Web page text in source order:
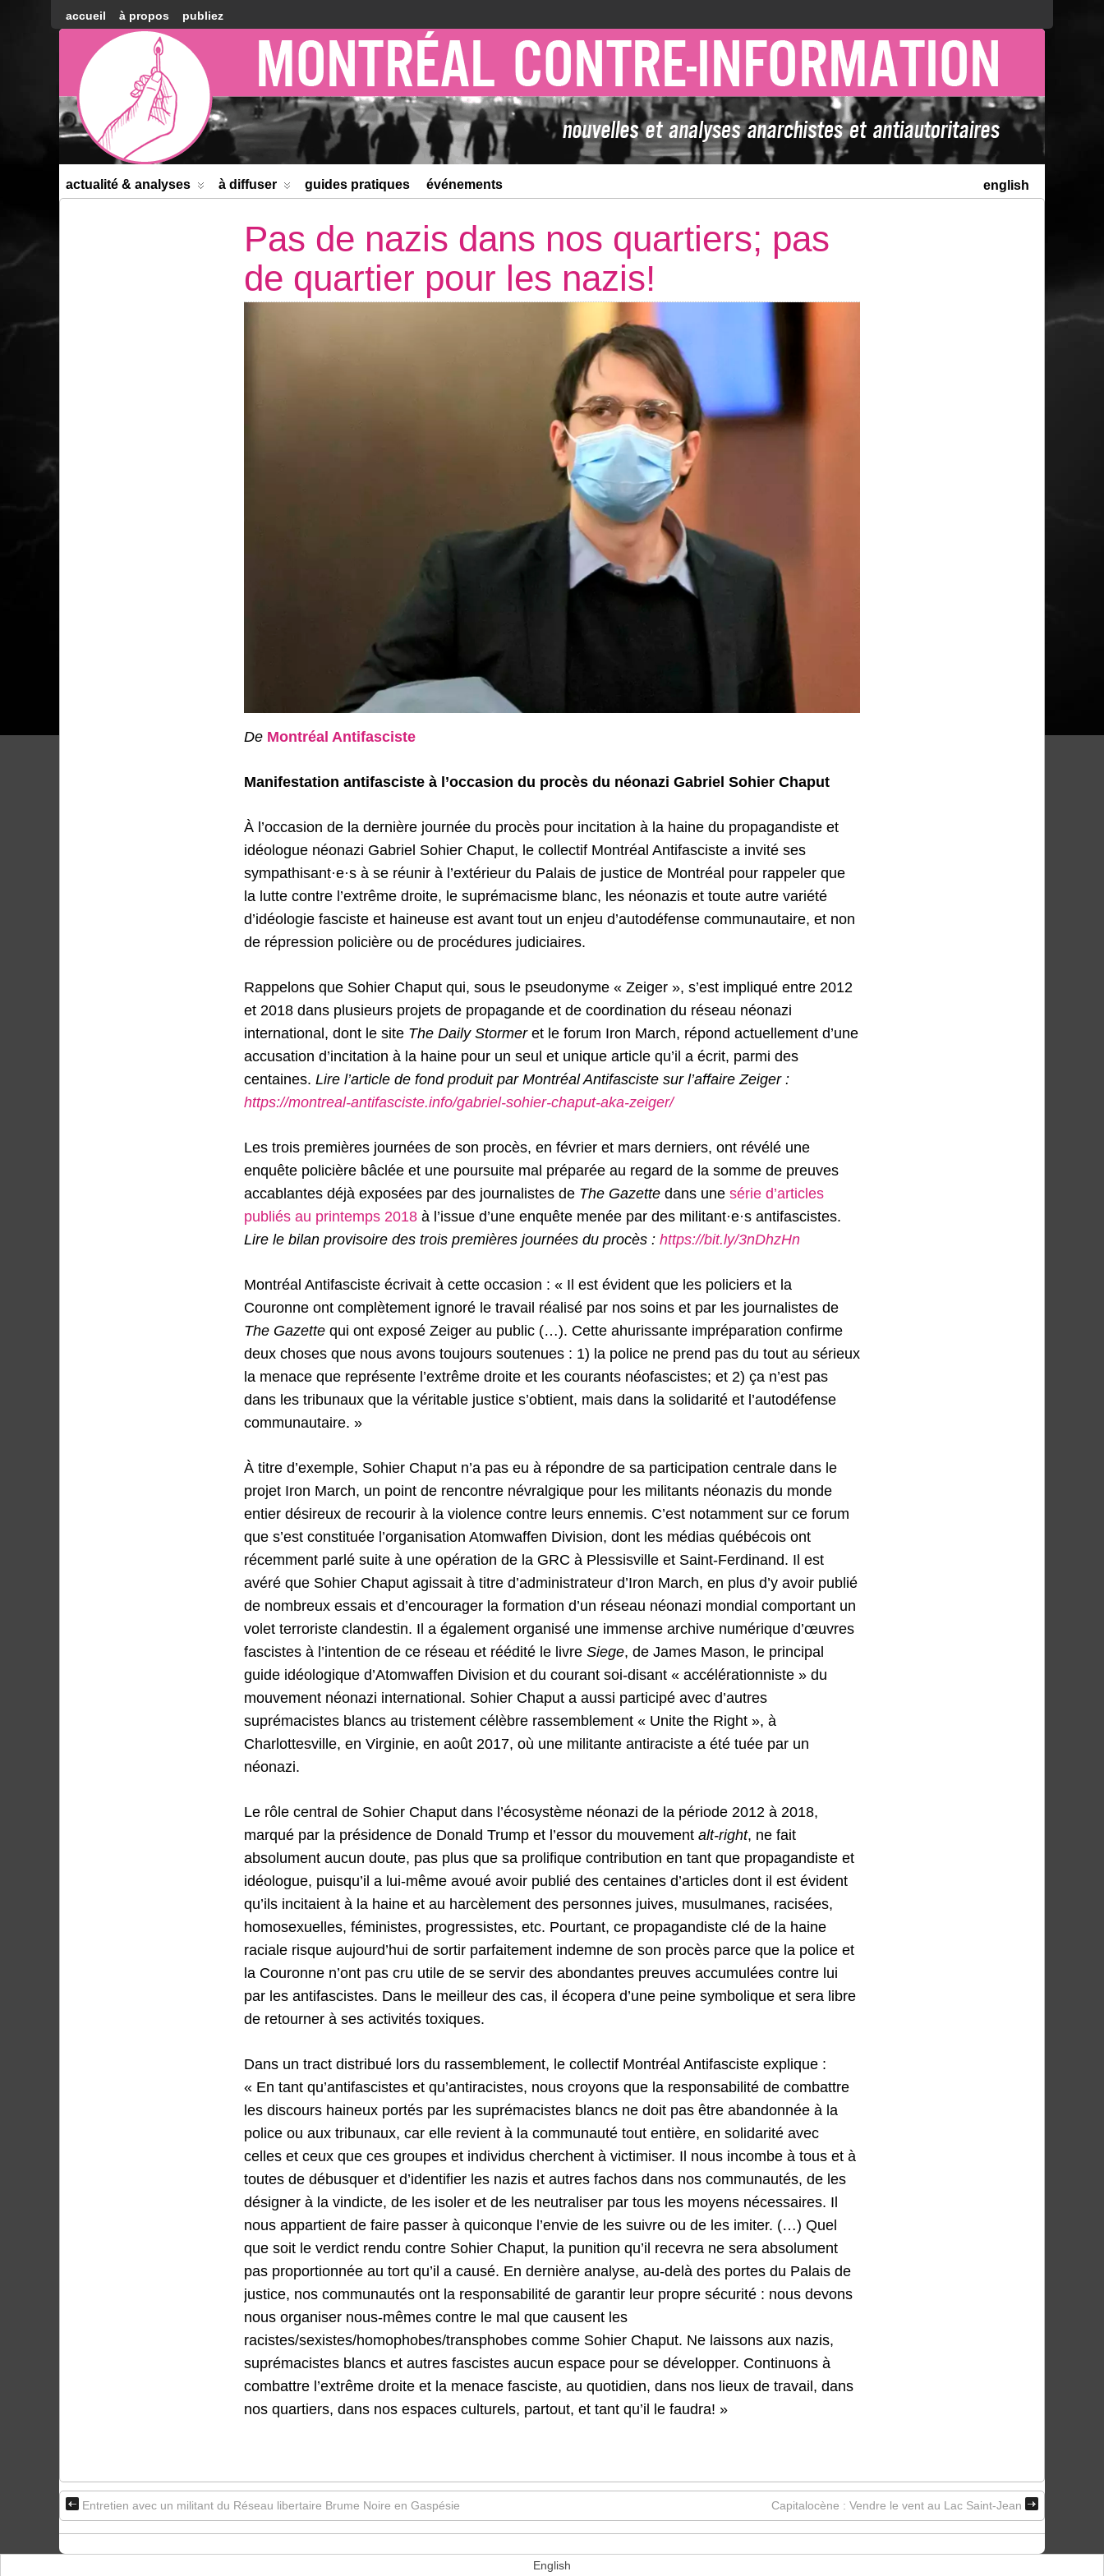
accueil à propos publiez
Montréal
Counter-
information
english
actualité & analyses à diffuser guides pratiques événements
Pas de nazis dans nos quartiers; pas
de quartier pour les nazis!
De Montréal Antifasciste
Manifestation antifasciste à l’occasion du procès du néonazi Gabriel Sohier Chaput
À l’occasion de la dernière journée du procès pour incitation à la haine du propagandiste et
idéologue néonazi Gabriel Sohier Chaput, le collectif Montréal Antifasciste a invité ses
sympathisant·e·s à se réunir à l’extérieur du Palais de justice de Montréal pour rappeler que
la lutte contre l’extrême droite, le suprémacisme blanc, les néonazis et toute autre variété
d’idéologie fasciste et haineuse est avant tout un enjeu d’autodéfense communautaire, et non
de répression policière ou de procédures judiciaires.
Rappelons que Sohier Chaput qui, sous le pseudonyme « Zeiger », s’est impliqué entre 2012
et 2018 dans plusieurs projets de propagande et de coordination du réseau néonazi
international, dont le site The Daily Stormeret le forum Iron March, répond actuellement d’une
accusation d’incitation à la haine pour un seul et unique article qu’il a écrit, parmi des
centaines. Lire l’article de fond produit par Montréal Antifasciste sur l’affaire Zeiger :
https://montreal-antifasciste.info/gabriel-sohier-chaput-aka-zeiger/
Les trois premières journées de son procès, en février et mars derniers, ont révélé une
enquête policière bâclée et une poursuite mal préparée au regard de la somme de preuves
accablantes déjà exposées par des journalistes de The Gazette dans une série d’articles
publiés au printemps 2018 à l’issue d’une enquête menée par des militant·e·s antifascistes.
Lire le bilan provisoire des trois premières journées du procès : https://bit.ly/3nDhzHn
Montréal Antifasciste écrivait à cette occasion : « Il est évident que les policiers et la
Couronne ont complètement ignoré le travail réalisé par nos soins et par les journalistes de
The Gazette qui ont exposé Zeiger au public (…). Cette ahurissante impréparation confirme
deux choses que nous avons toujours soutenues : 1) la police ne prend pas du tout au sérieux
la menace que représente l’extrême droite et les courants néofascistes; et 2) ça n’est pas
dans les tribunaux que la véritable justice s’obtient, mais dans la solidarité et l’autodéfense
communautaire. »
À titre d’exemple, Sohier Chaput n’a pas eu à répondre de sa participation centrale dans le
projet Iron March, un point de rencontre névralgique pour les militants néonazis du monde
entier désireux de recourir à la violence contre leurs ennemis. C’est notamment sur ce forum
que s’est constituée l’organisation Atomwaffen Division, dont les médias québécois ont
récemment parlé suite à une opération de la GRC à Plessisville et Saint-Ferdinand. Il est
avéré que Sohier Chaput agissait à titre d’administrateur d’Iron March, en plus d’y avoir publié
de nombreux essais et d’encourager la formation d’un réseau néonazi mondial comportant un
volet terroriste clandestin. Il a également organisé une immense archive numérique d’œuvres
fascistes à l’intention de ce réseau et réédité le livre Siege, de James Mason, le principal
guide idéologique d’Atomwaffen Division et du courant soi-disant « accélérationniste » du
mouvement néonazi international. Sohier Chaput a aussi participé avec d’autres
suprémacistes blancs au tristement célèbre rassemblement « Unite the Right », à
Charlottesville, en Virginie, en août 2017, où une militante antiraciste a été tuée par un
néonazi.
Le rôle central de Sohier Chaput dans l’écosystème néonazi de la période 2012 à 2018,
marqué par la présidence de Donald Trump et l’essor du mouvement alt-right, ne fait
absolument aucun doute, pas plus que sa prolifique contribution en tant que propagandiste et
idéologue, puisqu’il a lui-même avoué avoir publié des centaines d’articles dont il est évident
qu’ils incitaient à la haine et au harcèlement des personnes juives, musulmanes, racisées,
homosexuelles, féministes, progressistes, etc. Pourtant, ce propagandiste clé de la haine
raciale risque aujourd’hui de sortir parfaitement indemne de son procès parce que la police et
la Couronne n’ont pas cru utile de se servir des abondantes preuves accumulées contre lui
par les antifascistes. Dans le meilleur des cas, il écopera d’une peine symbolique et sera libre
de retourner à ses activités toxiques.
Dans un tract distribué lors du rassemblement, le collectif Montréal Antifasciste explique :
« En tant qu’antifascistes et qu’antiracistes, nous croyons que la responsabilité de combattre
les discours haineux portés par les suprémacistes blancs ne doit pas être abandonnée à la
police ou aux tribunaux, car elle revient à la communauté tout entière, en solidarité avec
celles et ceux que ces groupes et individus cherchent à victimiser. Il nous incombe à tous et à
toutes de débusquer et d’identifier les nazis et autres fachos dans nos communautés, de les
désigner à la vindicte, de les isoler et de les neutraliser par tous les moyens nécessaires. Il
nous appartient de faire passer à quiconque l’envie de les suivre ou de les imiter. (…) Quel
que soit le verdict rendu contre Sohier Chaput, la punition qu’il recevra ne sera absolument
pas proportionnée au tort qu’il a causé. En dernière analyse, au-delà des portes du Palais de
justice, nos communautés ont la responsabilité de garantir leur propre sécurité : nous devons
nous organiser nous-mêmes contre le mal que causent les
racistes/sexistes/homophobes/transphobes comme Sohier Chaput. Ne laissons aux nazis,
suprémacistes blancs et autres fascistes aucun espace pour se développer. Continuons à
combattre l’extrême droite et la menace fasciste, au quotidien, dans nos lieux de travail, dans
nos quartiers, dans nos espaces culturels, partout, et tant qu’il le faudra! »
Entretien avec un militant du Réseau libertaire Brume Noire en Gaspésie Capitalocène : Vendre le vent au Lac Saint-Jean
English